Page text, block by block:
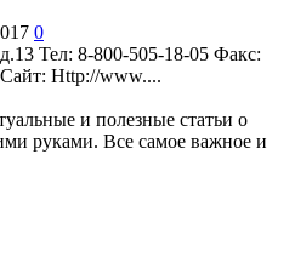
0
Teл: 8-800-505-18-05 Факс:
Http://www....
и полезные статьи о
руками. Все самое важное и